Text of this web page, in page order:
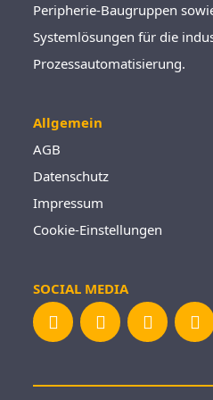
Peripherie-Baugruppen
Systemlösungen für die
Prozessautomatisierung.
Allgemein
AGB
Datenschutz
Impressum
Cookie-Einstellungen
SOCIAL MEDIA